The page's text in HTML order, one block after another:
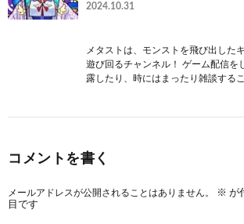
2024.10.31
メタストは、モンストを飛び出した
遊び回るチャンネル！ ゲーム配信を
露したり、時にはまったり雑談する
コメントを書く
メールアドレスが公開されることはありません。 ※ が
目です